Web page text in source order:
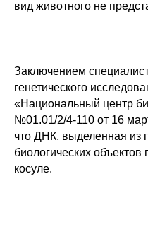
вид животного не
Заключением
генетического
«Национальный центр
№01.01/2/4-110 от 16
что ДНК, выделенная из
биологических
косуле.